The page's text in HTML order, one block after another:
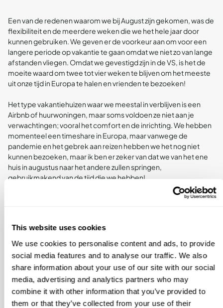
This website uses cookies
We use cookies to personalise content and ads, to provide
social media features and to analyse our traffic. We also
share information about your use of our site with our social
media, advertising and analytics partners who may
combine it with other information that you’ve provided to
them or that they’ve collected from your use of their
Een van de redenen waarom we bij August zijn gekomen, was de
flexibiliteit en de meerdere weken die we het hele jaar door
kunnen gebruiken. We geven er de voorkeur aan om voor een
langere periode op vakantie te gaan omdat we niet zo van lange
afstanden vliegen. Omdat we gevestigd zijn in de VS, is het de
moeite waard om twee tot vier weken te blijven om het meeste
uit onze tijd in Europa te halen en vrienden te bezoeken!
Het type vakantiehuizen waar we meestal in verblijven is een
Airbnb of huurwoningen, maar soms voldoen ze niet aan je
verwachtingen; vooral het comfort en de inrichting. We hebben
momenteel een timeshare in Europa, maar vanwege de
pandemie en het gebrek aan reizen hebben we het nog niet
kunnen bezoeken, maar ik ben er zeker van dat we van het ene
huis in augustus naar het andere zullen springen,
gebruikmakend van de tijd die we hebben!
langeafstandsvlucht en dat we ons gemakkelijk kunnen settelen
wat ik niet kan wachten om fysiek te zien en te voelen dat het
interieur onze verwachtingen overtreft, want het belang van een
ontspannen en gesetteld gevoel maakt voor ons allemaal deel
uit van de vakantie-ervaring.
„Het feit dat de City Collection-huizen